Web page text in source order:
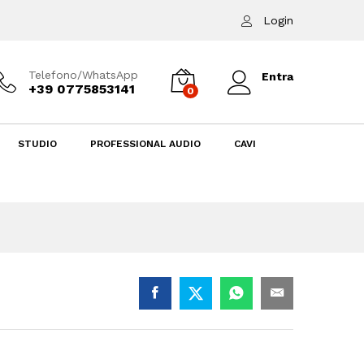
Login
Telefono/WhatsApp
+39 0775853141 0
Entra
STUDIO PROFESSIONAL AUDIO CAVI